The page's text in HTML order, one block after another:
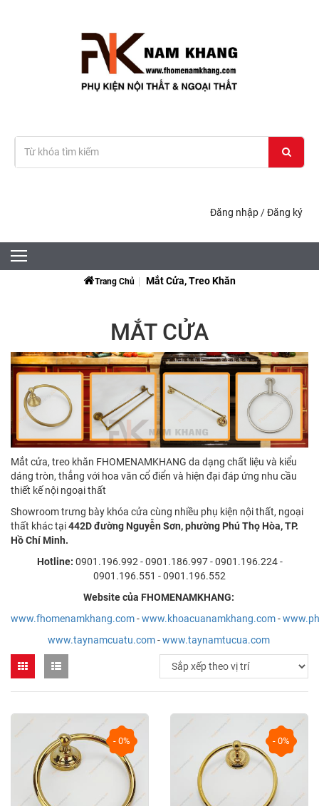
Đăng nhập /Đăng ký
Trang Chủ Mắt Cửa, Treo Khăn
MẮT CỬA
Mắt cửa, treo khăn FHOMENAMKHANG da dạng chất liệu và kiểu
dáng tròn, thẳng với hoa văn cổ điển và hiện đại đáp ứng nhu cầu
thiết kế nội ngoại thất
Showroom trưng bày khóa cửa cùng nhiều phụ kiện nội thất, ngoại
thất khác tại442D đường Nguyễn Sơn, phường Phú Thọ Hòa, TP.
Hồ Chí Minh.
Hotline: 0901.196.992 - 0901.186.997 - 0901.196.224 -
0901.196.551 - 0901.196.552
Website của FHOMENAMKHANG:
www.fhomenamkhang.com-www.khoacuanamkhang.com-
www.taynamcuatu.com-www.taynamtucua.com
- 0% - 0%